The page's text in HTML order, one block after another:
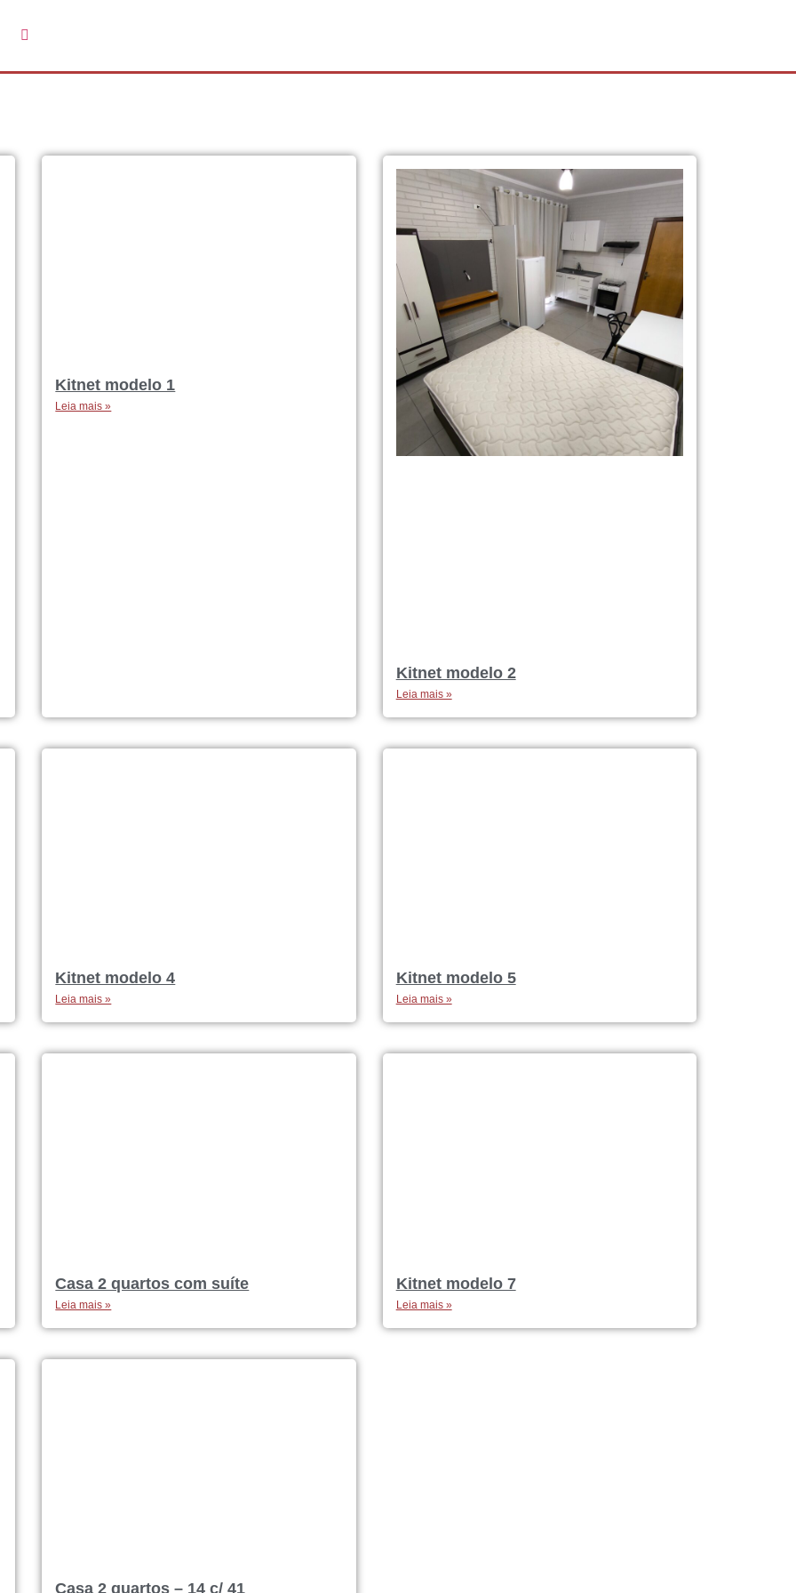
Kitnet modelo 1
Leia mais »
Kitnet modelo 2
Leia mais »
Kitnet modelo 4
Leia mais »
Kitnet modelo 5
Leia mais »
Casa 2 quartos com suíte
Leia mais »
Kitnet modelo 7
Leia mais »
Casa 2 quartos – 14 c/ 41